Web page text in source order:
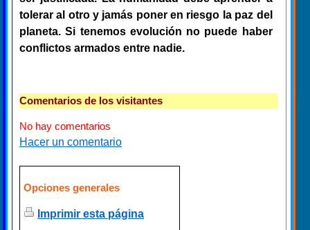
tolerar al otro y jamás poner en riesgo la paz del
planeta. Si tenemos evolución no puede haber
conflictos armados entre nadie.
Comentarios de los visitantes
No hay comentarios
Hacer un comentario
Opciones generales
Imprimir esta página